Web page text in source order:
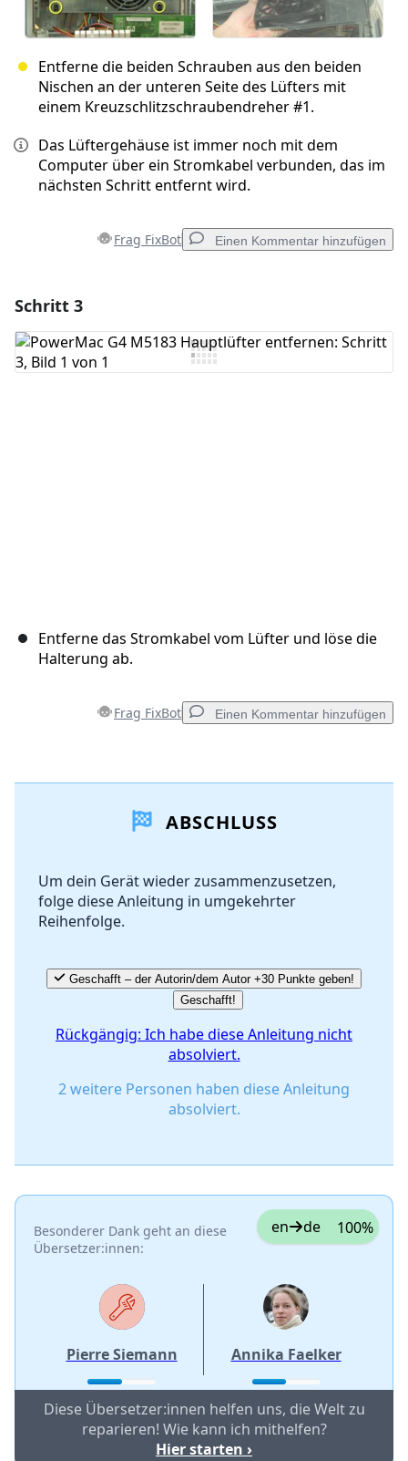
Entferne die beiden Schrauben aus den beiden
Nischen an der unteren Seite des Lüfters mit
einem Kreuzschlitzschraubendreher #1.
Das Lüftergehäuse ist immer noch mit dem
Computer über ein Stromkabel verbunden, das im
nächsten Schritt entfernt wird.
Frag FixBot Einen Kommentar hinzufügen
Kommentar hinzufügen
Schritt 3
Entferne das Stromkabel vom Lüfter und löse die
Halterung ab.
Frag FixBot Einen Kommentar hinzufügen
Kommentar hinzufügen
Abbrechen Kommentieren
ABSCHLUSS
Um dein Gerät wieder zusammenzusetzen,
folge diese Anleitung in umgekehrter
Reihenfolge.
Geschafft – der Autorin/dem Autor +30 Punkte geben!
Geschafft!
Rückgängig: Ich habe diese Anleitung nicht
absolviert.
2 weitere Personen haben diese Anleitung
absolviert.
Besonderer Dank geht an diese
Übersetzer:innen:
en de 100%
Pierre Siemann Annika Faelker
Diese Übersetzer:innen helfen uns, die Welt zu
reparieren! Wie kann ich mithelfen?
Hier starten ›